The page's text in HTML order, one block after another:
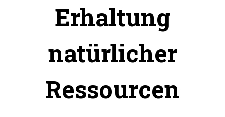
Erhaltung
natürlicher
Ressourcen